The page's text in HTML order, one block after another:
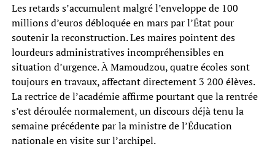
Les retards s’accumulent malgré l’enveloppe de 100
millions d’euros débloquée en mars par l’État pour
soutenir la reconstruction. Les maires pointent des
lourdeurs administratives incompréhensibles en
situation d’urgence. À Mamoudzou, quatre écoles sont
toujours en travaux, affectant directement 3 200 élèves.
La rectrice de l’acadé­mie affirme pourtant que la rentrée
s’est déroulée normale­ment, un discours déjà tenu la
semaine précédente par la ministre de l’Éducation
nationale en visite sur l’archipel.